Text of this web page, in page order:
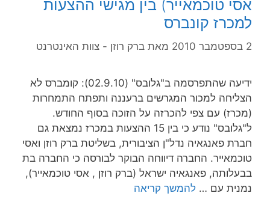
אסי טוכמאייר) בין מגישי ההצעות
למכרז קונברס
2 בספטמבר 2010 מאת ברק רוזן - צוות האינטרנט
ידיעה שהתפרסמה ב"גלובס" (02.9.10): קומברס לא
הצליחה למכור המגרשים ברעננה ותפתח התמחרות
(מכרז) עם צפי להכרזה על הזוכה בסוף החודש.
ל"גלובס" נודע כי בין 15 ההצעות במכרז נמצאת גם
חברת פאנגאיה נדל"ן הציבורית, בשליטת ברק רוזן ואסי
טוכמאייר. החברה דיווחה הבוקר לבורסה כי החברה בת
בבעלותה, פאנגאיה ישראל (ברק רוזן , אסי טוכמאייר),
נמנית עם … להמשך קריאה